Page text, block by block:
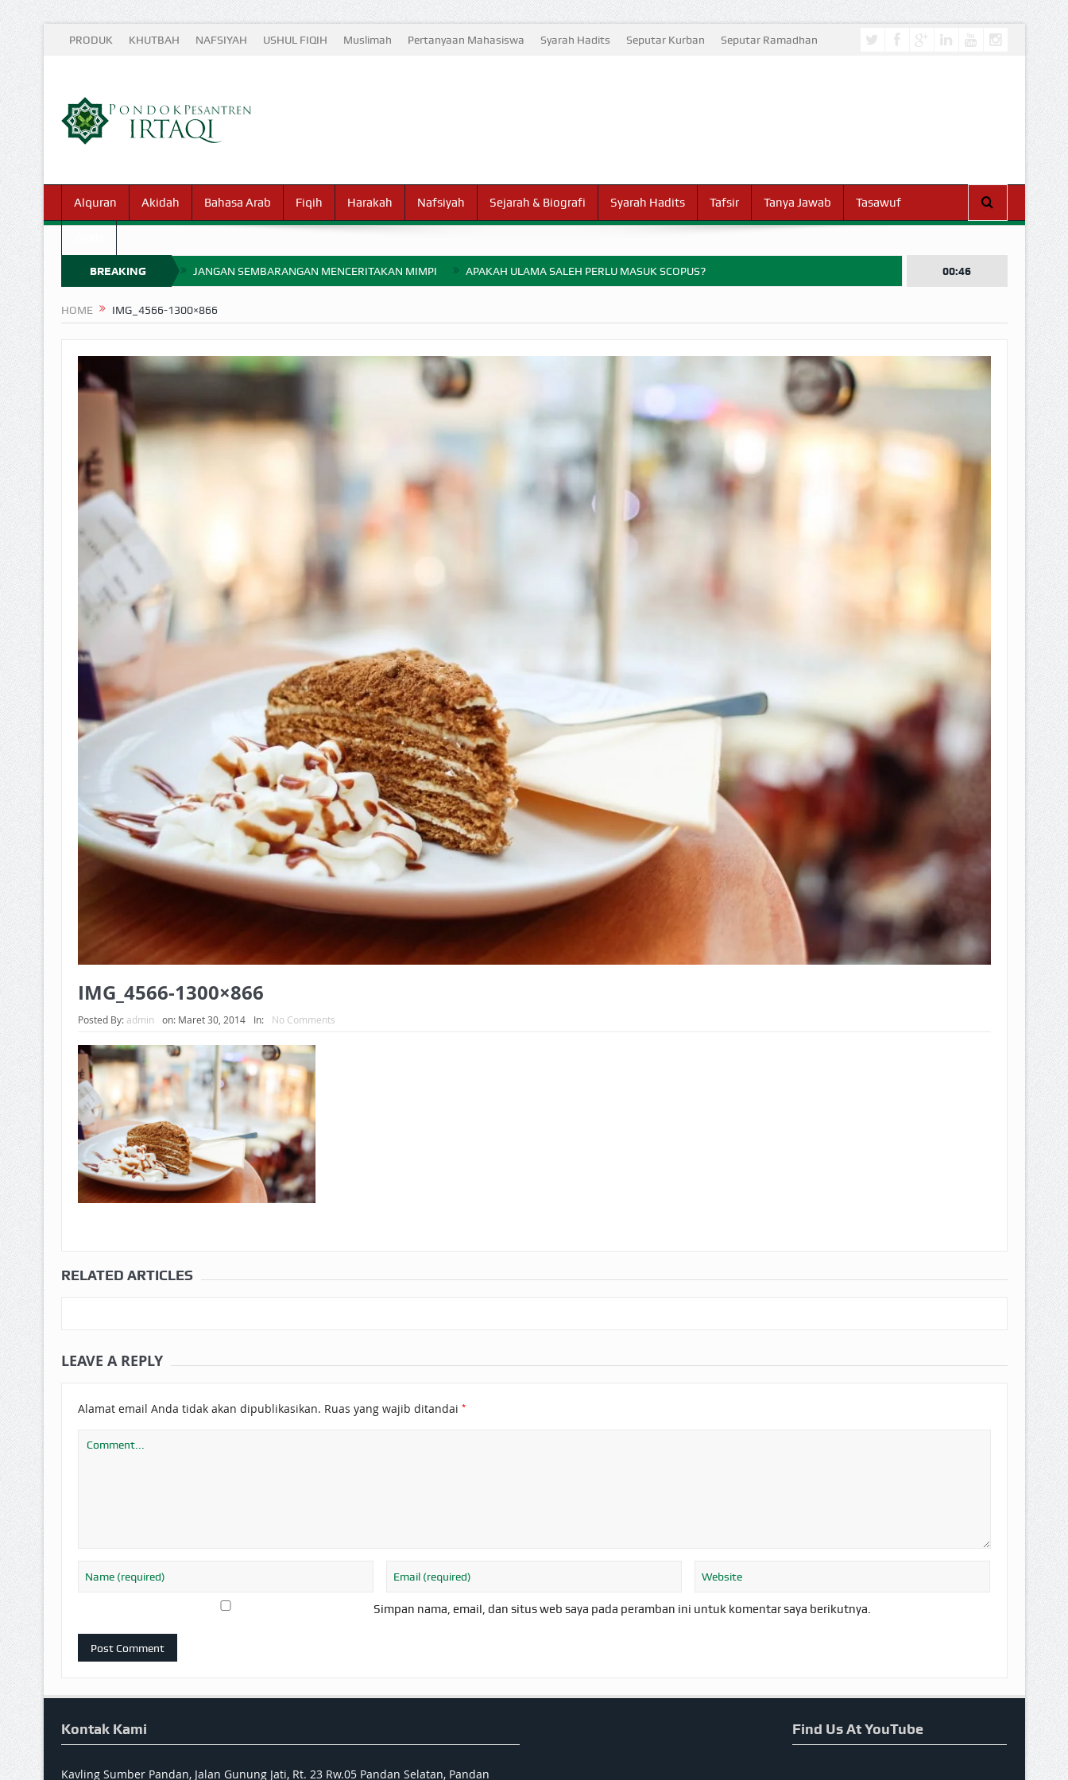
PRODUK KHUTBAH NAFSIYAH USHUL FIQIH Muslimah Pertanyaan Mahasiswa Syarah Hadits Seputar Kurban Seputar Ramadhan
Alquran Akidah Bahasa Arab Fiqih Harakah Nafsiyah Sejarah & Biografi Syarah Hadits Tafsir Tanya Jawab Tasawuf
BREAKING
NEWS
JANGAN SEMBARANGAN MENCERITAKAN MIMPI APAKAH ULAMA SALEH PERLU MASUK SCOPUS?
BAGAIMANA CARA MEMBAYAR ZAKAT UANG? UANG HARAM BISA MENJADI HALAL JIKA SEBAB KEPEMILIKANNYA BERUBAH
BAHASA CINTA KARENA ALLAH HUKUM MEMBAYAR ZAKAT DENGAN CARA MENGANGSUR
HUKUM MEMBAYAR ZAKAT KEPADA KERABAT SENDIRI
00:46
HOME IMG_4566-1300×866
IMG_4566-1300×866
Posted By: admin on: Maret 30, 2014 In: No Comments
RELATED ARTICLES
LEAVE A REPLY
Alamat email Anda tidak akan dipublikasikan. Ruas yang wajib ditandai *
Simpan nama, email, dan situs web saya pada peramban ini untuk komentar saya berikutnya.
Kontak Kami
Kavling Sumber Pandan, Jalan Gunung Jati, Rt. 23 Rw.05 Pandan Selatan, Pandan
Find Us At YouTube